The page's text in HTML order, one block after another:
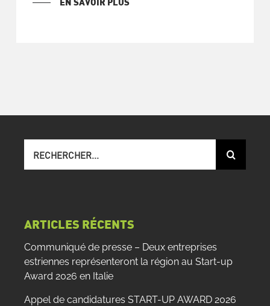
EN SAVOIR PLUS
sur
ARTICLES RÉCENTS
Communiqué de presse – Deux entreprises
estriennes représenteront la région au Start-up
Award 2026 en Italie
Appel de candidatures START-UP AWARD 2026